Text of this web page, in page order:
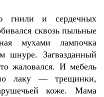
гнили и сердечных
сквозь пыльные
мухами лампочка
шнуре. Загвазданный
жаловался. И мебель
по лаку — трещинки,
коже. Мама